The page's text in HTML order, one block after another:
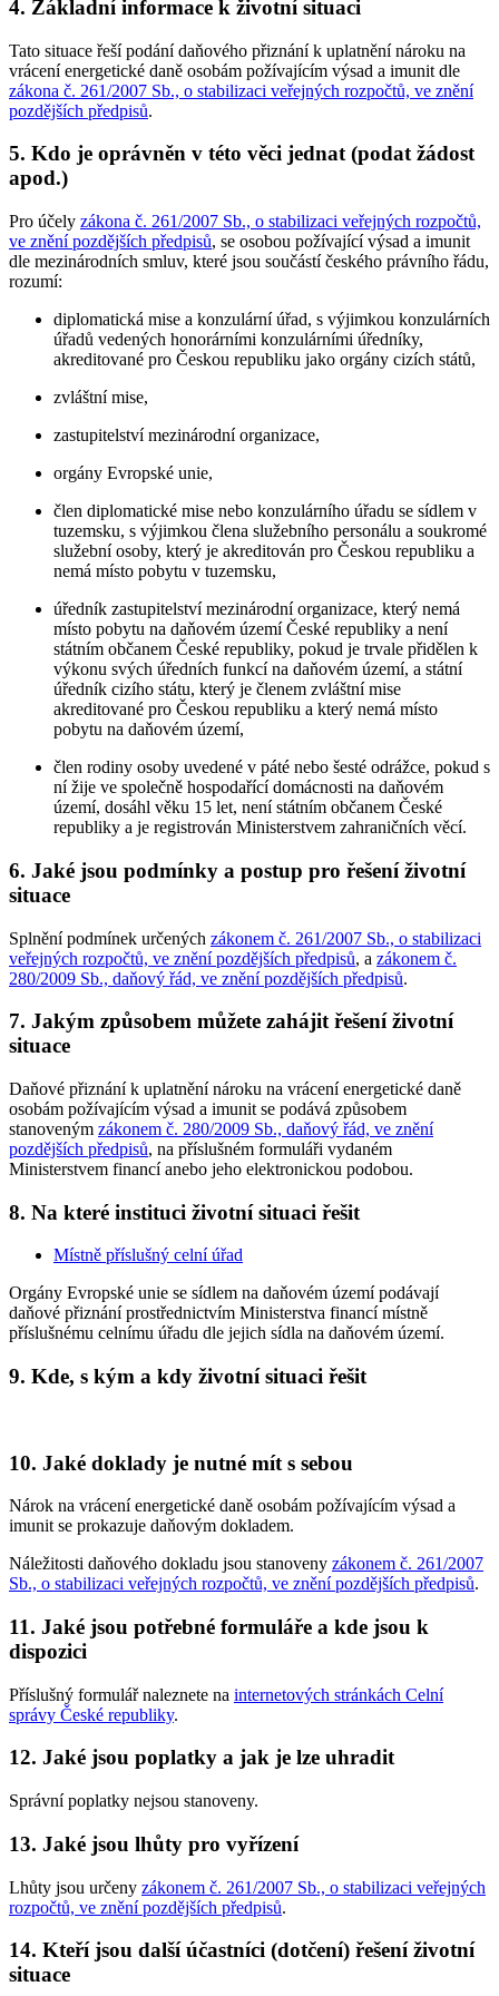
4. Základní informace k životní situaci
Tato situace řeší podání daňového přiznání k uplatnění nároku na
vrácení energetické daně osobám požívajícím výsad a imunit dle
zákona č. 261/2007 Sb., o stabilizaci veřejných rozpočtů, ve znění
pozdějších předpisů.
5. Kdo je oprávněn v této věci jednat (podat žádost
apod.)
Pro účely zákona č. 261/2007 Sb., o stabilizaci veřejných rozpočtů,
ve znění pozdějších předpisů, se osobou požívající výsad a imunit
dle mezinárodních smluv, které jsou součástí českého právního řádu,
rozumí:
diplomatická mise a konzulární úřad, s výjimkou konzulárních
úřadů vedených honorárními konzulárními úředníky,
akreditované pro Českou republiku jako orgány cizích států,
zvláštní mise,
zastupitelství mezinárodní organizace,
orgány Evropské unie,
člen diplomatické mise nebo konzulárního úřadu se sídlem v
tuzemsku, s výjimkou člena služebního personálu a soukromé
služební osoby, který je akreditován pro Českou republiku a
nemá místo pobytu v tuzemsku,
úředník zastupitelství mezinárodní organizace, který nemá
místo pobytu na daňovém území České republiky a není
státním občanem České republiky, pokud je trvale přidělen k
výkonu svých úředních funkcí na daňovém území, a státní
úředník cizího státu, který je členem zvláštní mise
akreditované pro Českou republiku a který nemá místo
pobytu na daňovém území,
člen rodiny osoby uvedené v páté nebo šesté odrážce, pokud s
ní žije ve společně hospodařící domácnosti na daňovém
území, dosáhl věku 15 let, není státním občanem České
republiky a je registrován Ministerstvem zahraničních věcí.
6. Jaké jsou podmínky a postup pro řešení životní
situace
Splnění podmínek určených zákonem č. 261/2007 Sb., o stabilizaci
veřejných rozpočtů, ve znění pozdějších předpisů, a zákonem č.
280/2009 Sb., daňový řád, ve znění pozdějších předpisů.
7. Jakým způsobem můžete zahájit řešení životní
situace
Daňové přiznání k uplatnění nároku na vrácení energetické daně
osobám požívajícím výsad a imunit se podává způsobem
stanoveným zákonem č. 280/2009 Sb., daňový řád, ve znění
pozdějších předpisů, na příslušném formuláři vydaném
Ministerstvem financí anebo jeho elektronickou podobou.
8. Na které instituci životní situaci řešit
Místně příslušný celní úřad
Orgány Evropské unie se sídlem na daňovém území podávají
daňové přiznání prostřednictvím Ministerstva financí místně
příslušnému celnímu úřadu dle jejich sídla na daňovém území.
9. Kde, s kým a kdy životní situaci řešit
10. Jaké doklady je nutné mít s sebou
Nárok na vrácení energetické daně osobám požívajícím výsad a
imunit se prokazuje daňovým dokladem.
Náležitosti daňového dokladu jsou stanoveny zákonem č. 261/2007
Sb., o stabilizaci veřejných rozpočtů, ve znění pozdějších předpisů.
11. Jaké jsou potřebné formuláře a kde jsou k
dispozici
Příslušný formulář naleznete na internetových stránkách Celní
správy České republiky.
12. Jaké jsou poplatky a jak je lze uhradit
Správní poplatky nejsou stanoveny.
13. Jaké jsou lhůty pro vyřízení
Lhůty jsou určeny zákonem č. 261/2007 Sb., o stabilizaci veřejných
rozpočtů, ve znění pozdějších předpisů.
14. Kteří jsou další účastníci (dotčení) řešení životní
situace